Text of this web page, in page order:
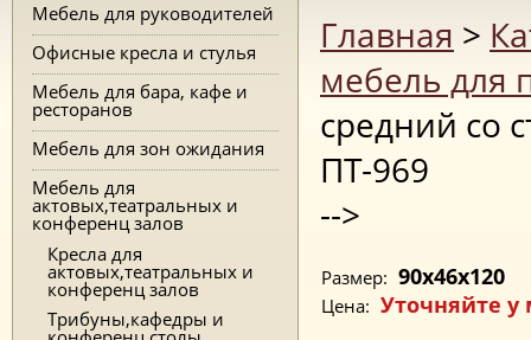
Мебель для руководителей
Офисные кресла и стулья
Мебель для бара, кафе и
ресторанов
Мебель для зон ожидания
Мебель для
актовых,театральных и
конференц залов
Кресла для
актовых,театральных и
конференц залов
Трибуны,кафедры и
Главная >
мебель для
средний со
ПТ-969
-->
Размер: 90x46x120
Цена: Уточняйте